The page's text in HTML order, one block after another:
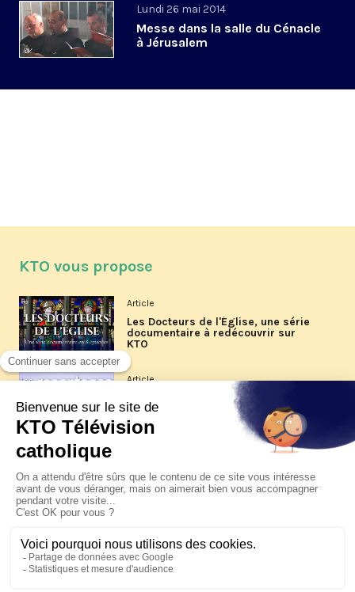
Lundi 26 mai 2014
Messe dans la salle du Cénacle
à Jérusalem
KTO vous propose
Article
Les Docteurs de l'Église, une série
documentaire à redécouvrir sur
KTO
Article
Les reportages d'été 2026 de KTO
La visite pastorale du pape Léon
XIV à Assise à suivre sur KTO le
jeudi 6 août
Le pape en Uruguay, Argentine et
Pérou du 6 au 17 novembre 2026